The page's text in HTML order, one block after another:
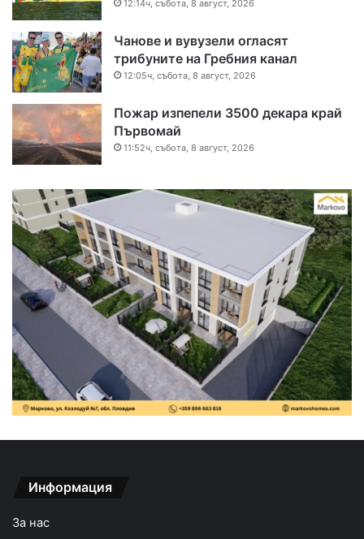
12:14ч, събота, 8 август, 2026
Чанове и вувузели огласят
трибуните на Гребния канал
12:05ч, събота, 8 август, 2026
Пожар изпепели 3500 декара край
Първомай
11:52ч, събота, 8 август, 2026
Информация
За нас